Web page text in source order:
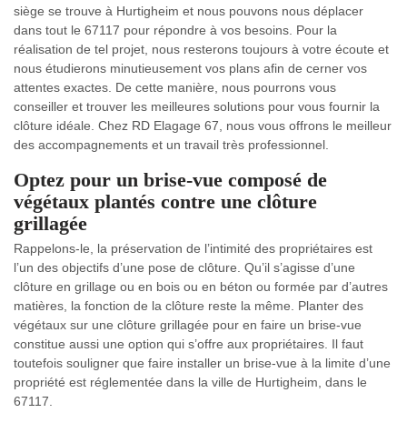
siège se trouve à Hurtigheim et nous pouvons nous déplacer
dans tout le 67117 pour répondre à vos besoins. Pour la
réalisation de tel projet, nous resterons toujours à votre écoute et
nous étudierons minutieusement vos plans afin de cerner vos
attentes exactes. De cette manière, nous pourrons vous
conseiller et trouver les meilleures solutions pour vous fournir la
clôture idéale. Chez RD Elagage 67, nous vous offrons le meilleur
des accompagnements et un travail très professionnel.
Optez pour un brise-vue composé de
végétaux plantés contre une clôture
grillagée
Rappelons-le, la préservation de l’intimité des propriétaires est
l’un des objectifs d’une pose de clôture. Qu’il s’agisse d’une
clôture en grillage ou en bois ou en béton ou formée par d’autres
matières, la fonction de la clôture reste la même. Planter des
végétaux sur une clôture grillagée pour en faire un brise-vue
constitue aussi une option qui s’offre aux propriétaires. Il faut
toutefois souligner que faire installer un brise-vue à la limite d’une
propriété est réglementée dans la ville de Hurtigheim, dans le
67117.